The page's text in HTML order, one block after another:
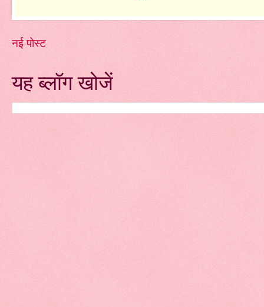
नई पोस्ट
यह ब्लॉग खोजें